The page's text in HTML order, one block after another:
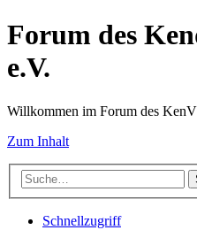
Forum des
e.V.
Willkommen im Forum des
Zum Inhalt
Schnellzugriff